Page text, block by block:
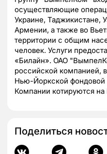
осуществляющие
Украине, Таджикистане,
Армении, а также во
территории с общим
человек. Услуги
«Билайн». ОАО
российской компанией,
Нью-Йоркской фондовой
Компании котируются
Поделиться